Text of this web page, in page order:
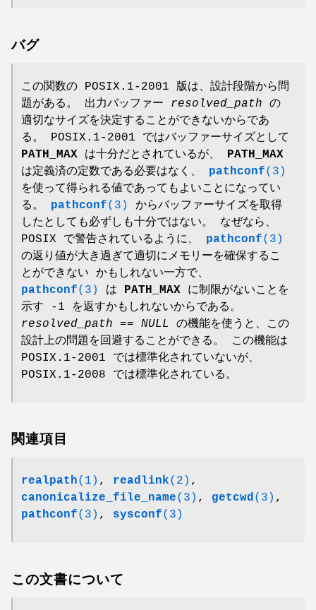
バグ
この関数の POSIX.1-2001 版は、設計段階から問
題がある。 出力バッファー resolved_path の
適切なサイズを決定することができないからであ
る。 POSIX.1-2001 ではバッファーサイズとして
PATH_MAX は十分だとされているが、
PATH_MAX
は定義済の定数である必要はなく、 pathconf(3)
を使って得られる値であってもよいことになってい
る。 pathconf(3)
からバッファーサイズを取得
したとしても必ずしも十分ではない。 なぜなら、
POSIX で警告されているように、 pathconf(3)
の返り値が大き過ぎて適切にメモリーを確保するこ
とができない かもしれない一方で、
pathconf(3) は PATH_MAX に制限がないことを
示す -1 を返すかもしれないからである。
resolved_path == NULL
の機能を使うと、この
設計上の問題を回避することができる。 この機能は
POSIX.1-2001 では標準化されていないが、
POSIX.1-2008 では標準化されている。
関連項目
realpath(1) , readlink(2) ,
canonicalize_file_name(3) , getcwd(3) ,
pathconf(3) , sysconf(3)
この文書について